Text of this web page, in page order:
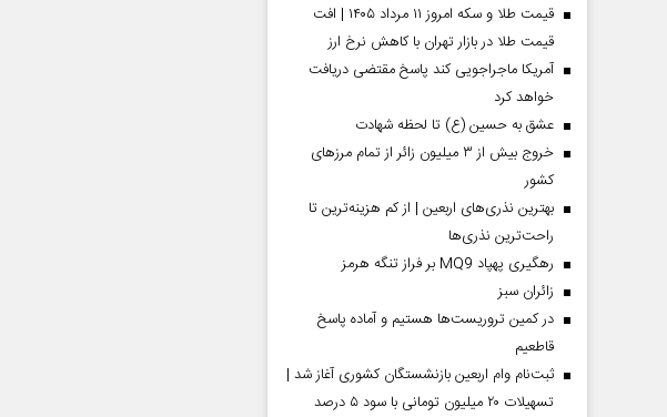
قیمت طلا و سکه امروز ۱۱ مرداد ۱۴۰۵ | افت
قیمت طلا در بازار تهران با کاهش نرخ ارز
آمریکا ماجراجویی کند پاسخ مقتضی دریافت
خواهد کرد
عشق به حسین (ع) تا لحظه شهادت
خروج بیش از ۳ میلیون زائر از تمام مرز‌های
کشور
بهترین نذری‌های اربعین | از کم هزینه‌ترین تا
راحت‌ترین نذری‌ها
رهگیری پهپاد MQ9 بر فراز تنگه هرمز
‌زائران سبز
در کمین تروریست‌ها هستیم و آماده پاسخ
قاطعیم
ثبت‌نام وام اربعین بازنشستگان کشوری آغاز شد |
تسهیلات ۲۰ میلیون تومانی با سود ۵ درصد